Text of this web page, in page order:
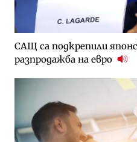
САЩ са подкрепили
разпродажба на евро